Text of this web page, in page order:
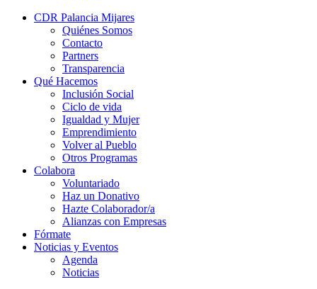
CDR Palancia Mijares
Quiénes Somos
Contacto
Partners
Transparencia
Qué Hacemos
Inclusión Social
Ciclo de vida
Igualdad y Mujer
Emprendimiento
Volver al Pueblo
Otros Programas
Colabora
Voluntariado
Haz un Donativo
Hazte Colaborador/a
Alianzas con Empresas
Fórmate
Noticias y Eventos
Agenda
Noticias